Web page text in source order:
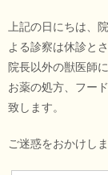
上記の日にちは、
よる診察は休診と
院長以外の獣医師
お薬の処方、フー
致します。
ご迷惑をおかけし